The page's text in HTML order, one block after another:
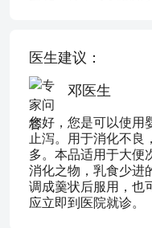
医生建议：
邓医生
您好，您是可以使用
止泻。用于消化不良
多。本品适用于大便
消化之物，乳食少进
调成羹状后服用，也
应立即到医院就诊。